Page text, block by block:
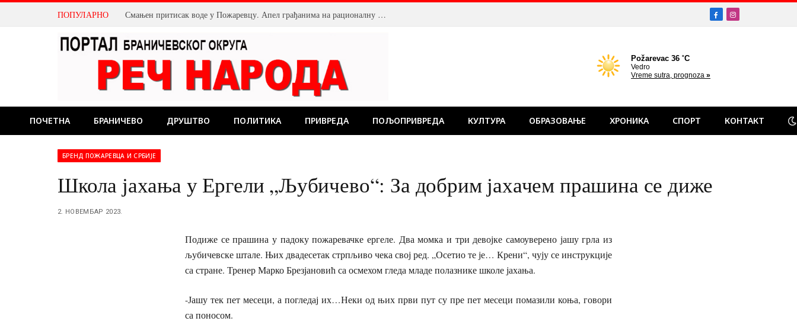
ПОПУЛАРНО Смањен притисак воде у Пожаревцу. Апел грађанима на рационалну потрошњу FacebookInstagram
ПОЧЕТНА БРАНИЧЕВО ДРУШТВО ПОЛИТИКА ПРИВРЕДА ПОЉОПРИВРЕДА КУЛТУРА ОБРАЗОВАЊЕ ХРОНИКА СПОРТ КОНТАКТ
БРЕНД ПОЖАРЕВЦА И СРБИЈЕ
Школа јахања у Ергели „Љубичево“: За добрим јахачем прашина се диже
2. НОВЕМБАР 2023.
Подиже се прашина у падоку пожаревачке ергеле. Два момка и три девојке самоуверено јашу грла из
љубичевске штале. Њих двадесетак стрпљиво чека свој ред. „Осетио те је… Крени“, чују се инструкције
са стране. Тренер Марко Брезјановић са осмехом гледа младе полазнике школе јахања.
-Јашу тек пет месеци, а погледај их…Неки од њих први пут су пре пет месеци помазили коња, говори
са поносом.